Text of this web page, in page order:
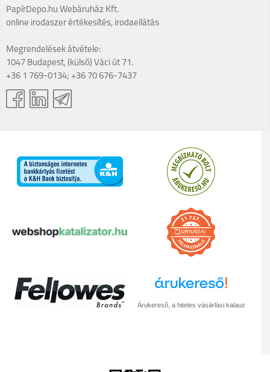
PapírDepo.hu Webáruház Kft.
online irodaszer értékesítés, irodaellátás
Megrendelések átvétele:
1047 Budapest, (külső) Váci út 71.
+36 1 769-0134; +36 70 676-7437
Árukereső, a hiteles vásárlási kalauz